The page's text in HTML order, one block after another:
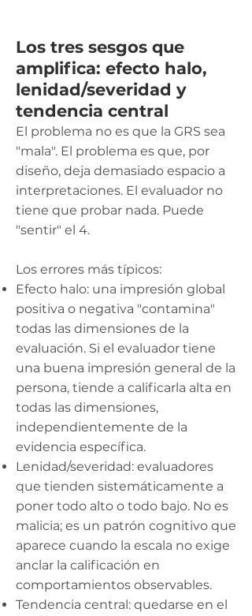
Los tres sesgos que
amplifica: efecto halo,
lenidad/severidad y
tendencia central
El problema no es que la GRS sea
"mala". El problema es que, por
diseño, deja demasiado espacio a
interpretaciones. El evaluador no
tiene que probar nada. Puede
"sentir" el 4.
Los errores más típicos:
Efecto halo: una impresión global
positiva o negativa "contamina"
todas las dimensiones de la
evaluación. Si el evaluador tiene
una buena impresión general de la
persona, tiende a calificarla alta en
todas las dimensiones,
independientemente de la
evidencia específica.
Lenidad/severidad: evaluadores
que tienden sistemáticamente a
poner todo alto o todo bajo. No es
malicia; es un patrón cognitivo que
aparece cuando la escala no exige
anclar la calificación en
comportamientos observables.
Tendencia central: quedarse en el